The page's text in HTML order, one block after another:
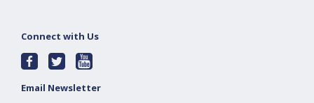
Connect with Us
Email Newsletter